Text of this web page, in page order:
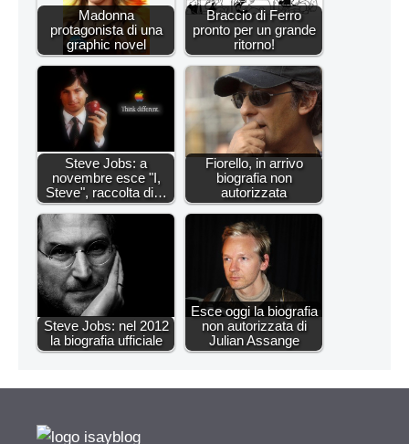
Madonna
protagonista di una
graphic novel
Braccio di Ferro
pronto per un grande
ritorno!
Steve Jobs: a
novembre esce "I,
Steve", raccolta di…
Fiorello, in arrivo
biografia non
autorizzata
Steve Jobs: nel 2012
la biografia ufficiale
Esce oggi la biografia
non autorizzata di
Julian Assange